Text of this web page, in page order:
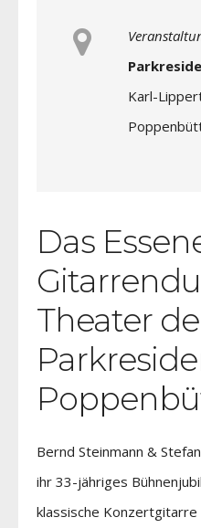
Karl-
Das
Theater
Bernd Steinmann &
ihr 33-jähriges
klassische Konzertgitarre